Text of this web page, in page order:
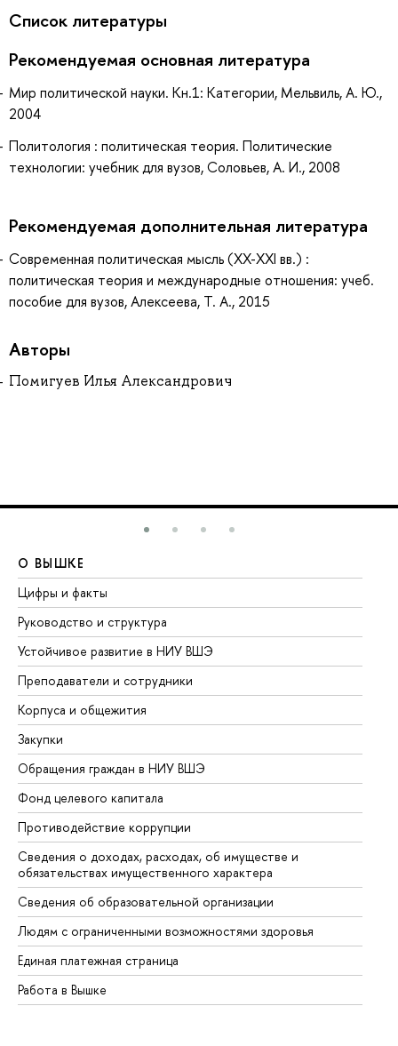
Список литературы
Рекомендуемая основная литература
Мир политической науки. Кн.1: Категории, Мельвиль, А. Ю.,
2004
Политология : политическая теория. Политические
технологии: учебник для вузов, Соловьев, А. И., 2008
Рекомендуемая дополнительная литература
Современная политическая мысль (XX-XXI вв.) :
политическая теория и международные отношения: учеб.
пособие для вузов, Алексеева, Т. А., 2015
Авторы
Помигуев Илья Александрович
О ВЫШКЕ
Цифры и факты
Руководство и структура
Устойчивое развитие в НИУ ВШЭ
Преподаватели и сотрудники
Корпуса и общежития
Закупки
Обращения граждан в НИУ ВШЭ
Фонд целевого капитала
Противодействие коррупции
Сведения о доходах, расходах, об имуществе и
обязательствах имущественного характера
Сведения об образовательной организации
Людям с ограниченными возможностями здоровья
Единая платежная страница
Работа в Вышке